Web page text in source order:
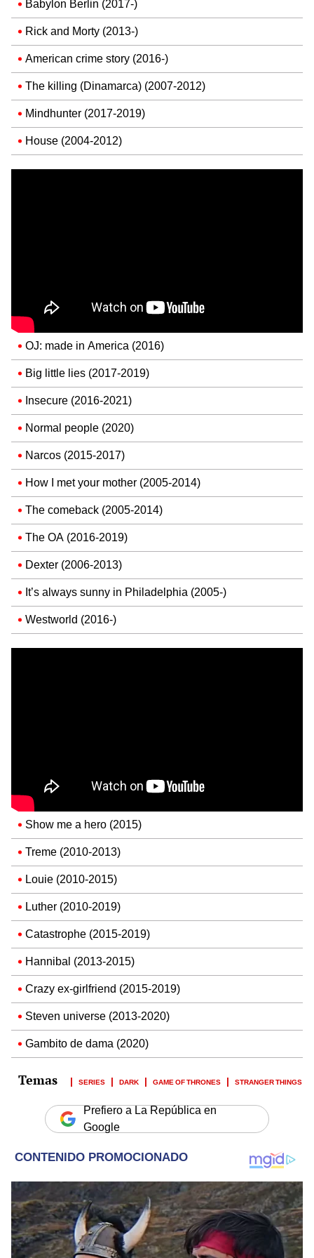
Babylon Berlin (2017-)
Rick and Morty (2013-)
American crime story (2016-)
The killing (Dinamarca) (2007-2012)
Mindhunter (2017-2019)
House (2004-2012)
OJ: made in America (2016)
Big little lies (2017-2019)
Insecure (2016-2021)
Normal people (2020)
Narcos (2015-2017)
How I met your mother (2005-2014)
The comeback (2005-2014)
The OA (2016-2019)
Dexter (2006-2013)
It’s always sunny in Philadelphia (2005-)
Westworld (2016-)
Show me a hero (2015)
Treme (2010-2013)
Louie (2010-2015)
Luther (2010-2019)
Catastrophe (2015-2019)
Hannibal (2013-2015)
Crazy ex-girlfriend (2015-2019)
Steven universe (2013-2020)
Gambito de dama (2020)
SERIES DARK GAME OF THRONES STRANGER THINGS
Prefiero a La República en
Google